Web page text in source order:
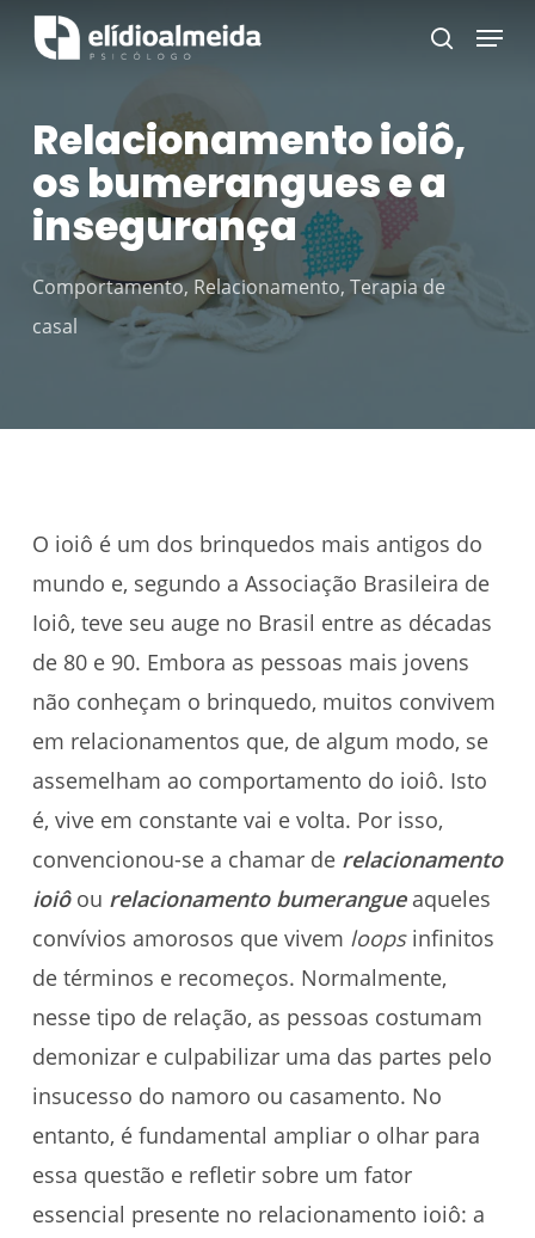
Skip
content
search
Menu
Relacionamento ioiô,
os bumerangues e a
insegurança
Comportamento, Relacionamento, Terapia de
casal
O ioiô é um dos brinquedos mais antigos do
mundo e, segundo a Associação Brasileira de
Ioiô, teve seu auge no Brasil entre as décadas
de 80 e 90. Embora as pessoas mais jovens
não conheçam o brinquedo, muitos convivem
em relacionamentos que, de algum modo, se
assemelham ao comportamento do ioiô. Isto
é, vive em constante vai e volta. Por isso,
convencionou-se a chamar de relacionamento
ioiô ou relacionamento bumerangue aqueles
convívios amorosos que vivem loopsinfinitos
de términos e recomeços. Normalmente,
nesse tipo de relação, as pessoas costumam
demonizar e culpabilizar uma das partes pelo
insucesso do namoro ou casamento. No
entanto, é fundamental ampliar o olhar para
essa questão e refletir sobre um fator
essencial presente no relacionamento ioiô: a